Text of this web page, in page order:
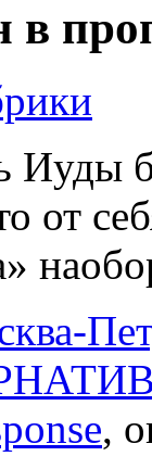
в
Иуды
от
,